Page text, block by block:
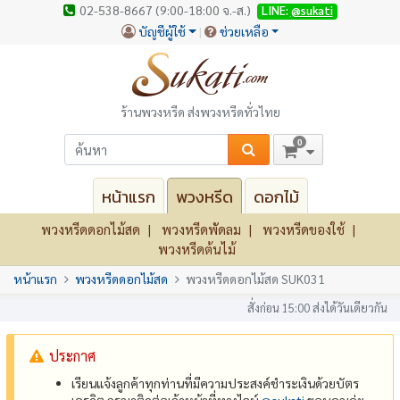
02-538-8667 (9:00-18:00 จ.-ส.) LINE: @sukati
บัญชีผู้ใช้ ช่วยเหลือ
ร้านพวงหรีด ส่งพวงหรีดทั่วไทย
0
หน้าแรก พวงหรีด ดอกไม้
พวงหรีดดอกไม้สด พวงหรีดพัดลม
พวงหรีดของใช้
พวงหรีดต้นไม้
หน้าแรก พวงหรีดดอกไม้สด พวงหรีดดอกไม้สด SUK031
สั่งก่อน 15:00 ส่งได้วันเดียวกัน
ประกาศ
เรียนแจ้งลูกค้าทุกท่านที่มีความประสงค์ชำระเงินด้วยบัตร